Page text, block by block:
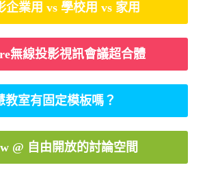
企業用 vs 學校用 vs 家用
無線投影視訊會議超合體
教室有固定模板嗎？
@ 自由開放的討論空間